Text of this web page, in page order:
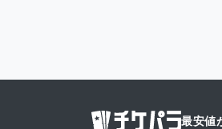
最安値